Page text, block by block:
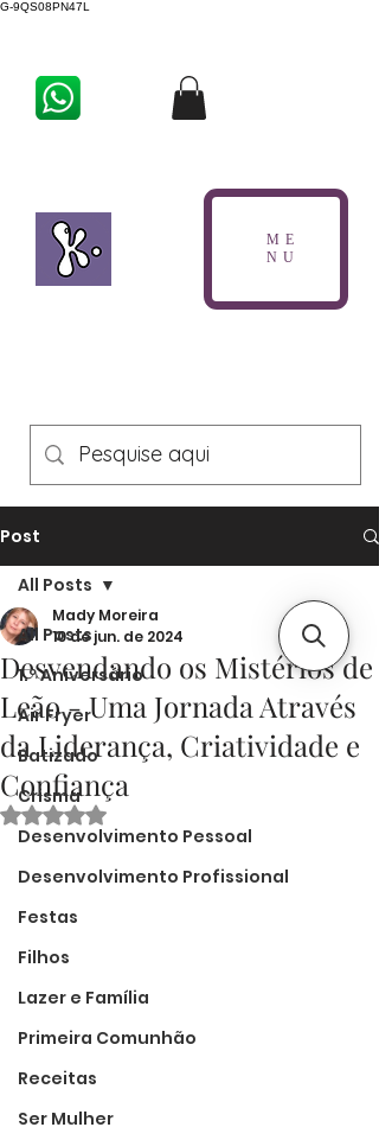
G-9QS08PN47L
ME
NU
Post
All Posts
1.º Aniversário
Air Fryer
Batizado
Crisma
Desenvolvimento Pessoal
Desenvolvimento Profissional
Festas
Filhos
Lazer e Família
Primeira Comunhão
Receitas
Ser Mulher
All Posts
Desvendando os Mistérios de
Leão - Uma Jornada Através
da Liderança, Criatividade e
Confiança
Mady Moreira
10 de jun. de 2024
Avaliado com NaN de 5 estrelas.